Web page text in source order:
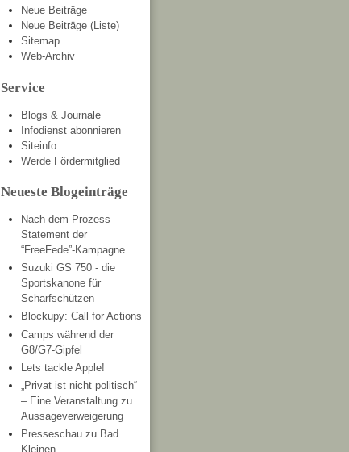
Neue Beiträge
Neue Beiträge (Liste)
Sitemap
Web-Archiv
Service
Blogs & Journale
Infodienst abonnieren
Siteinfo
Werde Fördermitglied
Neueste Blogeinträge
Nach dem Prozess –
Statement der
“FreeFede”-Kampagne
Suzuki GS 750 - die
Sportskanone für
Scharfschützen
Blockupy: Call for Actions
Camps während der
G8/G7-Gipfel
Lets tackle Apple!
„Privat ist nicht politisch“
– Eine Veranstaltung zu
Aussageverweigerung
Presseschau zu Bad
Kleinen